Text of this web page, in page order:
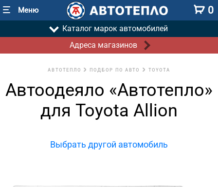
Меню 0
Каталог марок автомобилей
Адреса магазинов
АВТОТЕПЛО ПОДБОР ПО АВТО TOYOTA
Автоодеяло «Автотепло»
для Toyota Allion
Выбрать другой автомобиль